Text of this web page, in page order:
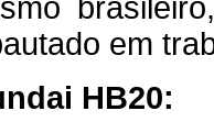
em
HB20: